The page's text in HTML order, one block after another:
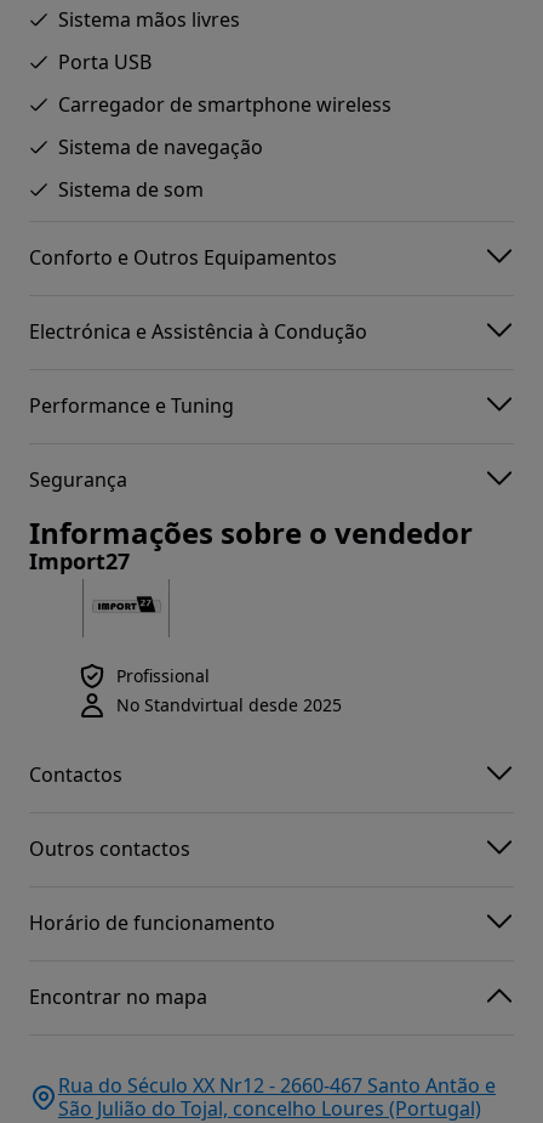
Sistema mãos livres
Porta USB
Carregador de smartphone wireless
Sistema de navegação
Sistema de som
Conforto e Outros Equipamentos
Electrónica e Assistência à Condução
Performance e Tuning
Segurança
Informações sobre o vendedor
Import27
Profissional
No Standvirtual desde 2025
Contactos
Outros contactos
Horário de funcionamento
Encontrar no mapa
Rua do Século XX Nr12 - 2660-467 Santo Antão e
São Julião do Tojal, concelho Loures (Portugal)